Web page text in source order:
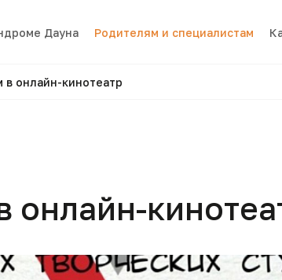
Дауна Родителям и специалистам
в онлайн-кинотеатр
онлайн-